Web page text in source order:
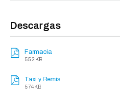
Descargas
Farmacia
552 KB
Taxi y Remis
574 KB